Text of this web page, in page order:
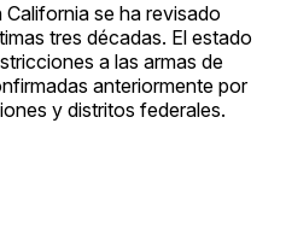
se ha revisado
tres décadas. El estado
a las armas de
anteriormente por
y distritos federales.